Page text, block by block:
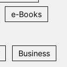
e-Books
Business